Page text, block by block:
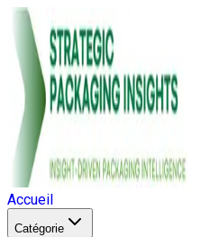
Accueil
Catégorie